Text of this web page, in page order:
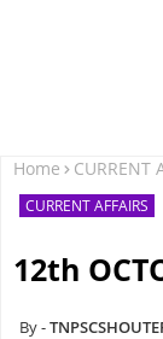
Home CURRENT
CURRENT AFFAIRS
12th